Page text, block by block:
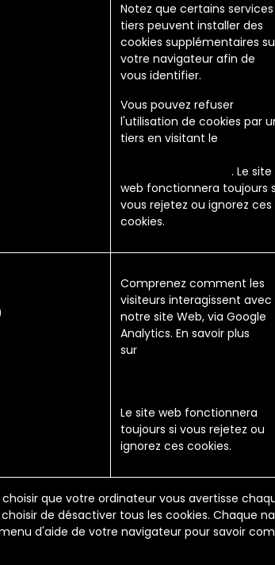
Notez que certains services
tiers peuvent installer des
cookies supplémentaires
votre navigateur afin de
vous identifier.
Vous pouvez refuser
l'utilisation de cookies par
tiers en visitant le
. Le site
web fonctionnera toujours
vous rejetez ou ignorez ces
cookies.
Comprenez comment les
visiteurs interagissent avec
notre site Web, via Google
Analytics. En savoir plus
sur
Le site web fonctionnera
toujours si vous rejetez ou
ignorez ces cookies.
choisir que votre ordinateur vous avertisse
de désactiver tous les cookies. Chaque
d'aide de votre navigateur pour savoir